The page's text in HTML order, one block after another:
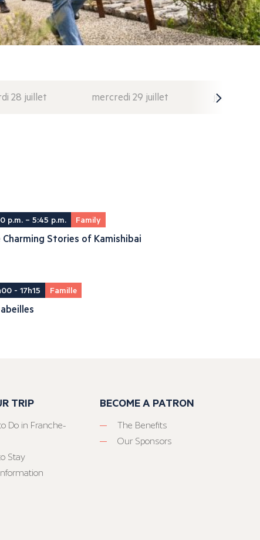
28 juillet mercredi 29 juillet jeudi 30
p.m. – 5:45 p.m. Family
Charming Stories of Kamishibai
- 17h15 Famille
TRIP
Do in Franche-
Stay
BECOME A PATRON
The Benefits
Our Sponsors